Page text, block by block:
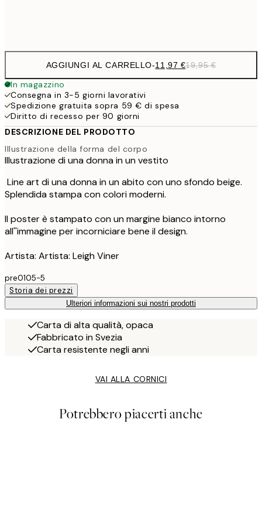
AGGIUNGI AL CARRELLO-11,97 €19,95 €
In magazzino
Consegna in 3-5 giorni lavorativi
Spedizione gratuita sopra 59 € di spesa
Diritto di recesso per 90 giorni
DESCRIZIONE DEL PRODOTTO
Illustrazione della forma del corpo
Illustrazione di una donna in un vestito
Line art di una donna in un abito con uno sfondo beige.
Splendida stampa con colori moderni.
Il poster è stampato con un margine bianco intorno
all''immagine per incorniciare bene il design.
Artista: Artista: Leigh Viner
pre0105-5
Storia dei prezzi
Ulteriori informazioni sui nostri prodotti
Carta di alta qualità, opaca
Fabbricato in Svezia
Carta resistente negli anni
VAI ALLA CORNICI
Potrebbero piacerti anche